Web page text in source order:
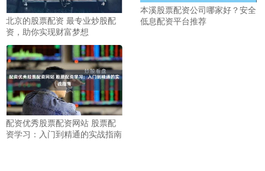
北京的股票配资 最专业炒股配
资，助你实现财富梦想
本溪股票配资公司哪家好？安全
低息配资平台推荐
配资优秀股票配资网站 股票配
资学习：入门到精通的实战指南